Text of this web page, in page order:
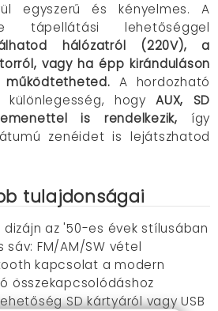
egyszerű és kényelmes. A
tápellátási lehetőséggel
hálózatról (220V), a
vagy ha épp kiránduláson
A hordozható
különlegesség, hogyAUX, SD
is rendelkezik, így
zenéidet is lejátszhatod
tulajdonságai
dizájn az '50-es évek stílusában
FM/AM/SW vétel
kapcsolat a modern
összekapcsolódáshoz
SD kártyáról vagy USB